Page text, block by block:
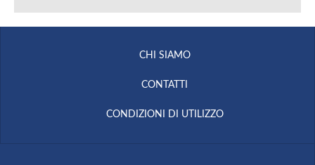
CHI SIAMO
CONTATTI
CONDIZIONI DI UTILIZZO